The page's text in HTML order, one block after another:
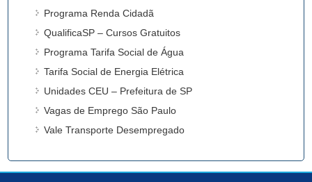
Programa Renda Cidadã
QualificaSP – Cursos Gratuitos
Programa Tarifa Social de Água
Tarifa Social de Energia Elétrica
Unidades CEU – Prefeitura de SP
Vagas de Emprego São Paulo
Vale Transporte Desempregado